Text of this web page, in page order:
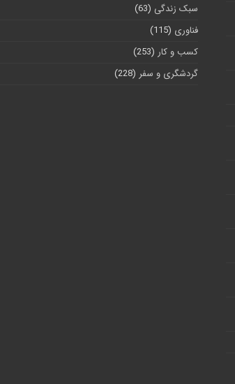
سبک زندگی (63)
فناوری (115)
کسب و کار (253)
گردشگری و سفر (228)